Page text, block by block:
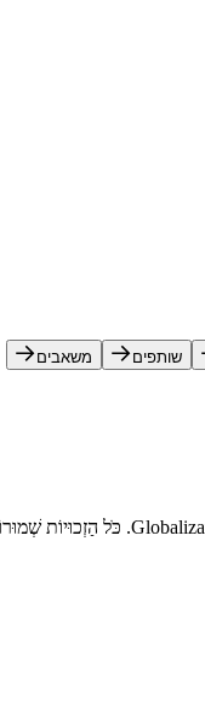
שותפים​​ משאבים​​